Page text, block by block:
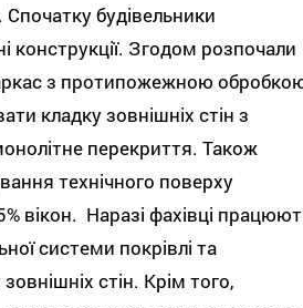
будівельники
конструкції. Згодом розпочали
з протипожежною
кладку зовнішніх стін з
перекриття. Також
технічного поверху
вікон. Наразі фахівці
системи покрівлі та
стін. Крім того,